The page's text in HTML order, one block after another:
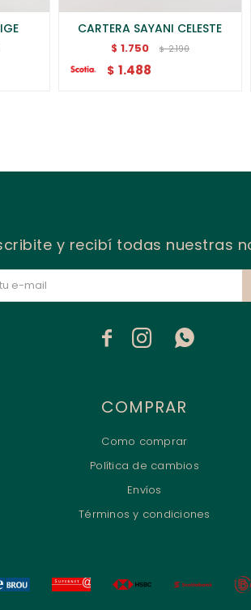
CARTERA SAYANI CELESTE
$ 1.750 $ 2.190
$ 1.488
COMPRAR
Como comprar
Política de cambios
Envíos
Términos y condiciones
y recibí todas nuestras
  